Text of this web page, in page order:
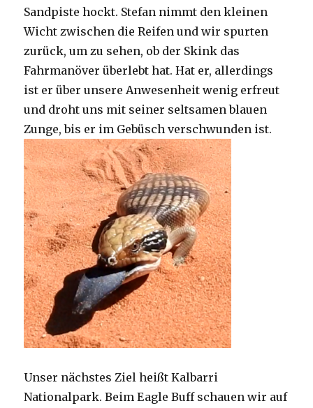
Sandpiste hockt. Stefan nimmt den kleinen
Wicht zwischen die Reifen und wir spurten
zurück, um zu sehen, ob der Skink das
Fahrmanöver überlebt hat. Hat er, allerdings
ist er über unsere Anwesenheit wenig erfreut
und droht uns mit seiner seltsamen blauen
Zunge, bis er im Gebüsch verschwunden ist.
Unser nächstes Ziel heißt Kalbarri
Nationalpark. Beim Eagle Buff schauen wir auf